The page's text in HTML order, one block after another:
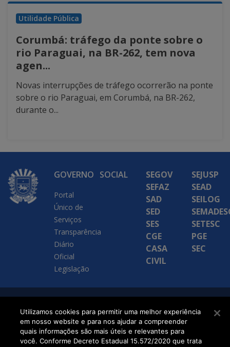
Utilidade Pública
Corumbá: tráfego da ponte sobre o
rio Paraguai, na BR-262, tem nova
agen...
Novas interrupções de tráfego ocorrerão na ponte
sobre o rio Paraguai, em Corumbá, na BR-262,
durante o...
GOVERNO
Portal
Único de
Serviços
Transparência
Diário
Oficial
Legislação
SOCIAL
SEGOV
SEFAZ
SAD
SED
SES
CGE
CASA
CIVIL
SEJUSP
SEAD
SEILOG
SETESC
PGE
SEC
SETDIG | Secretaria-
Executiva de
Transformação Digital
Utilizamos cookies para permitir uma melhor experiência
em nosso website e para nos ajudar a compreender
quais informações são mais úteis e relevantes para
você. Conforme Decreto Estadual 15.572/2020 que trata